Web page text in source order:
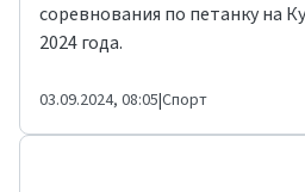
соревнования по петанку на
2024 года.
03.09.2024, 08:05|Спорт